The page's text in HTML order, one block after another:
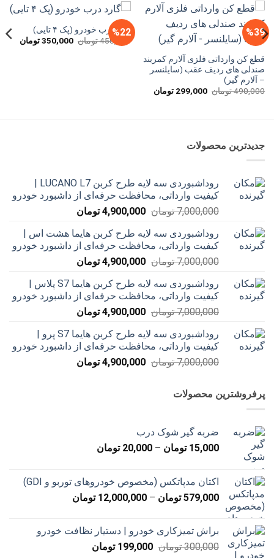
%39
قطع کن وارداتی فلزی آلارم کمربند
صندلی های ردیف عقب (سایلنسر
– آلارم گیر)
490,000تومان قیمت
اصلی
299,000 تومانقیمت
%22
گارد درب خودرو (پک ۴ تایی)
450,000تومان قیمت
اصلی
350,000تومانقیمت
جدیدترین محصولات
کیفیت وارداتی، محافظت حرفه‌ای از داشبورد خودرو
7,000,000 تومان قیمت
7,000,000 تومان
بود.
4,900,000 تومانقیمت
4,900,000 تومان
است.
روداشبوردی سه‌ لایه طرح کربن هایما هشت اس |
کیفیت وارداتی، محافظت حرفه‌ای از داشبورد خودرو
7,000,000 تومان قیمت
7,000,000 تومان
بود.
4,900,000 تومانقیمت
4,900,000 تومان
است.
روداشبوردی سه‌ لایه طرح کربن هایما S7 پلاس |
کیفیت وارداتی، محافظت حرفه‌ای از داشبورد خودرو
7,000,000 تومان قیمت
7,000,000 تومان
بود.
4,900,000 تومانقیمت
است.
روداشبوردی سه‌ لایه طرح کربن هایما S7 پرو |
کیفیت وارداتی، محافظت حرفه‌ای از داشبورد خودرو
7,000,000 تومان قیمت
4,900,000 تومانقیمت
پرفروشترین محصولات
ضربه گیر شوک درب
15,000 تومان –
20,000 تومان
تا
20,000 تومان
اکتان مدپاتکس (مخصوص خودروهای توربو و GDI)
579,000 تومان –
12,000,000 تومان
تا
براش تمیزکاری خودرو | دستیار نظافت خودرو
300,000 تومان قیمت
199,000 تومانقیمت